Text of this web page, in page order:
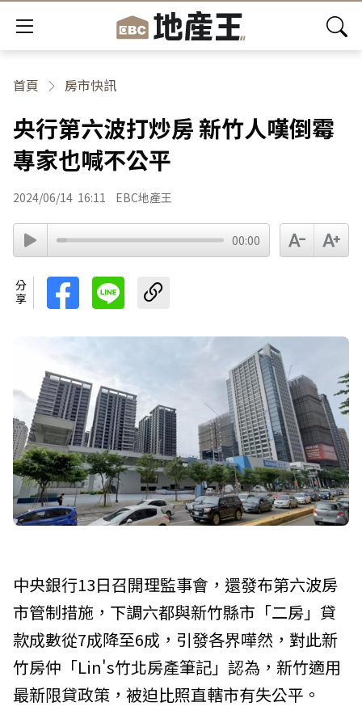
首頁 房市快訊
央行第六波打炒房 新竹人嘆倒霉
專家也喊不公平
2024/06/14 16:11 EBC地產王
00:00
分享
中央銀行13日召開理監事會，還發布第六波房
市管制措施，下調六都與新竹縣市「二房」貸
款成數從7成降至6成，引發各界嘩然，對此新
竹房仲「Lin's竹北房產筆記」認為，新竹適用
最新限貸政策，被迫比照直轄市有失公平。